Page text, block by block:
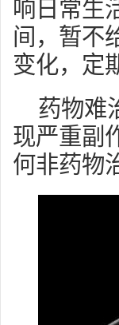
响日常生
间，暂不
变化，定
药物难
现严重副
何非药物